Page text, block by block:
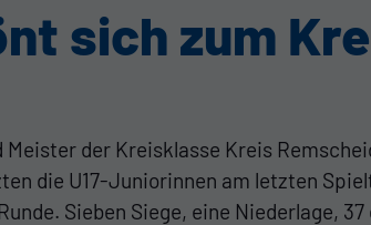
sich zum
der Kreisklasse Kreis
die U17-Juniorinnen am letzten
Sieben Siege, eine Niederlage,